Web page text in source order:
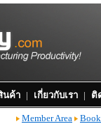
นค้า | เกี่ยวกับเรา | ติ
Member Area